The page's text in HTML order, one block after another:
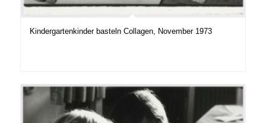
Kindergartenkinder basteln Collagen, November 1973